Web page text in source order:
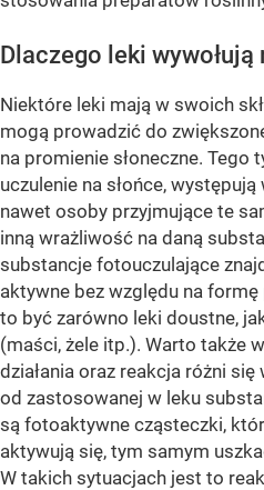
Dlaczego leki
Niektóre leki mają w swoich
mogą prowadzić do
na promienie słoneczne. Tego
uczulenie na słońce,
nawet osoby przyjmujące te
inną wrażliwość na daną
substancje fotouczulające
aktywne bez względu na
to być zarówno leki doustne,
(maści, żele itp.). Warto także
działania oraz reakcja różni się
od zastosowanej w leku
są fotoaktywne cząsteczki,
aktywują się, tym samym
W takich sytuacjach jest to